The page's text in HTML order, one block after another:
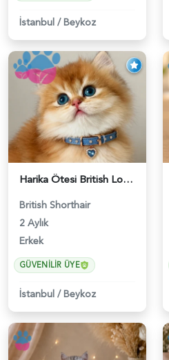
İstanbul /Beykoz
Harika Ötesi British Longhair Golden Parlayan Yıldız - 6141
British Shorthair
2 Aylık
Erkek
GÜVENILIR ÜYE
İstanbul /Beykoz